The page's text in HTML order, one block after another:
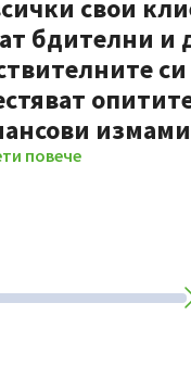
свои
бдителни и
измами
повече